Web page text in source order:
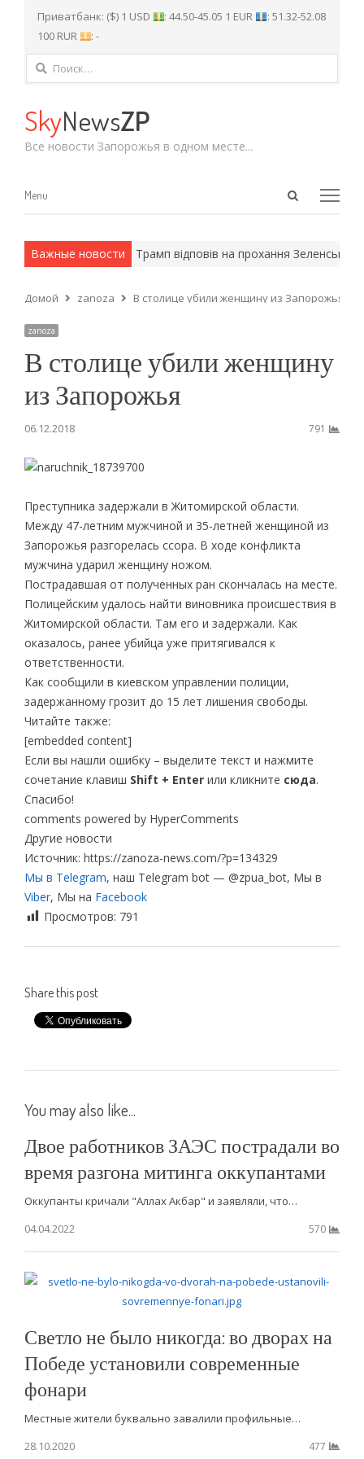
Приватбанк: ($) 1 USD : 44.50-45.05 1 EUR
: 51.32-52.08
100 RUR
: -
Найти:
SkyNewsZP
Все новости Запорожья в одном месте...
Open
Menu
Menu
Важные новости
армейские методы. Трамп відповів на прохання
Домой zanoza В столице убили женщину из Запорожья
zanoza
В столице убили женщину
из Запорожья
06.12.2018 791
Преступника задержали в Житомирской области.
Между 47-летним мужчиной и 35-летней женщиной из
Запорожья разгорелась ссора. В ходе конфликта
мужчина ударил женщину ножом.
Пострадавшая от полученных ран скончалась на месте.
Полицейским удалось найти виновника происшествия в
Житомирской области. Там его и задержали. Как
оказалось, ранее убийца уже притягивался к
ответственности.
Как сообщили в киевском управлении полиции,
задержанному грозит до 15 лет лишения свободы.
Читайте также:
[embedded content]
Если вы нашли ошибку – выделите текст и нажмите
сочетание клавиш Shift + Enterили кликните сюда.
Спасибо!
comments powered by HyperComments
Другие новости
Источник: https://zanoza-news.com/?p=134329
Мы в Telegram, наш Telegram bot — @zpua_bot, Мы в
Viber, Мы на Facebook
Просмотров: 791
Share this post
You may also like...
Двое работников ЗАЭС пострадали во
время разгона митинга оккупантами
Оккупанты кричали "Аллах Акбар" и заявляли, что…
04.04.2022
570
Светло не было никогда: во дворах на
Победе установили современные
фонари
Местные жители буквально завалили профильные…
28.10.2020
477